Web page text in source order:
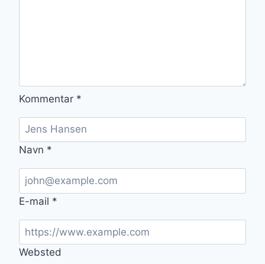
Kommentar *
Navn *
E-mail *
Websted